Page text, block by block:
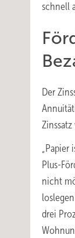
schnell
Der
„Papier
Plus-
nicht
drei